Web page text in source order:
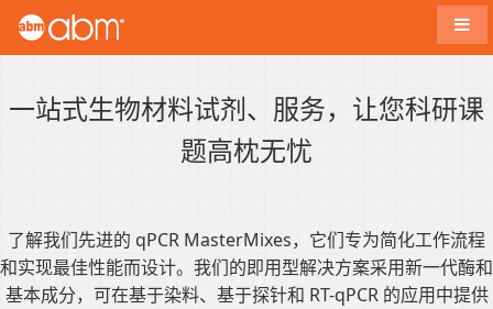
导
一站式生物材料试剂、服务，让您科研课
题高枕无忧
了解我们先进的 qPCR MasterMixes，它们专为简化工作流程
和实现最佳性能而设计。我们的即用型解决方案采用新一代酶和
基本成分，可在基于染料、基于探针和 RT-qPCR 的应用中提供